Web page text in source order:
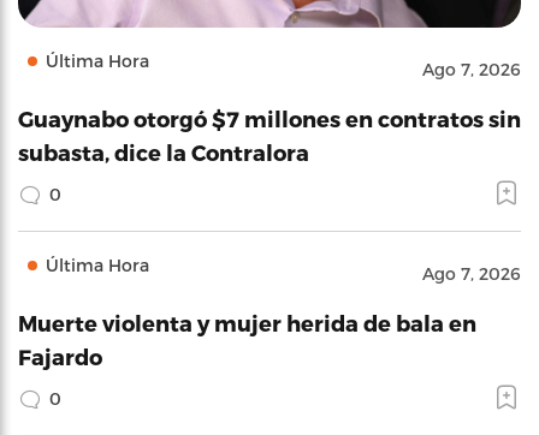
Última Hora Ago 7, 2026
Guaynabo otorgó $7 millones en contratos sin
subasta, dice la Contralora
0
Última Hora Ago 7, 2026
Muerte violenta y mujer herida de bala en
Fajardo
0